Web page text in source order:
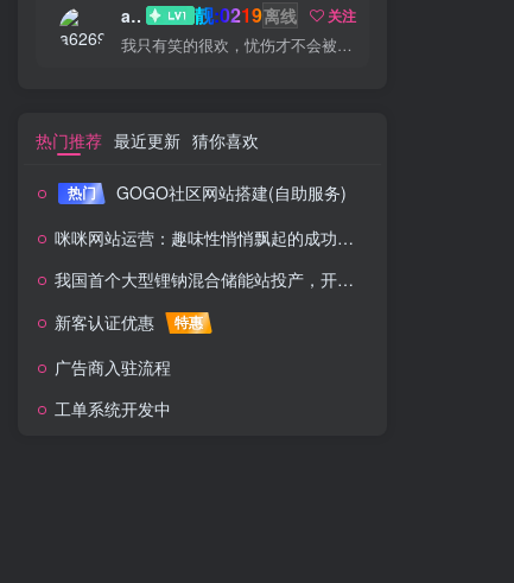
a626911 靓:0219离线
关注
我只有笑的很欢，忧伤才不会被看穿
热门推荐 最近更新 猜你喜欢
热门
GOGO社区网站搭建(自助服务)
咪咪网站运营：趣味性悄悄飘起的成功风头
我国首个大型锂钠混合储能站投产，开启储能新时代
新客认证优惠
特惠
广告商入驻流程
工单系统开发中